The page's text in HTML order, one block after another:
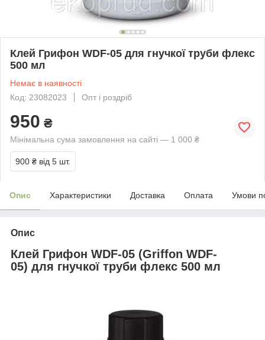
Клей Грифон WDF-05 для гнучкої труби флекс
500 мл
Немає в наявності
Код: 23082023
Опт і роздріб
950 ₴
Мінімальна сума замовлення на сайті — 1 000 ₴
900 ₴ від 5 шт.
Опис Характеристики Доставка Оплата Умови
Опис
Клей Грифон WDF-05 (Griffon WDF-
05) для гнучкої труби флекс 500 мл